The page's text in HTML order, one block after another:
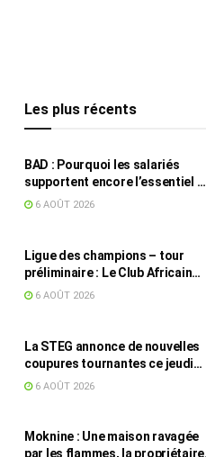
Les plus récents
BAD : Pourquoi les salariés
supportent encore l’essentiel de
l’effort fiscal en Tunisie
6 AOÛT 2026
Ligue des champions – tour
préliminaire : Le Club Africain
face au Djoliba AC
6 AOÛT 2026
La STEG annonce de nouvelles
coupures tournantes ce jeudi
dans plusieurs régions
6 AOÛT 2026
Moknine : Une maison ravagée
par les flammes, la propriétaire